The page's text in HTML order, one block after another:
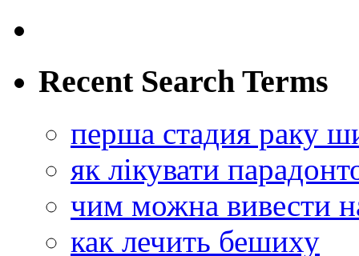
Recent Search Terms
перша стадия раку
як лікувати
чим можна вивести
как лечить бешиху